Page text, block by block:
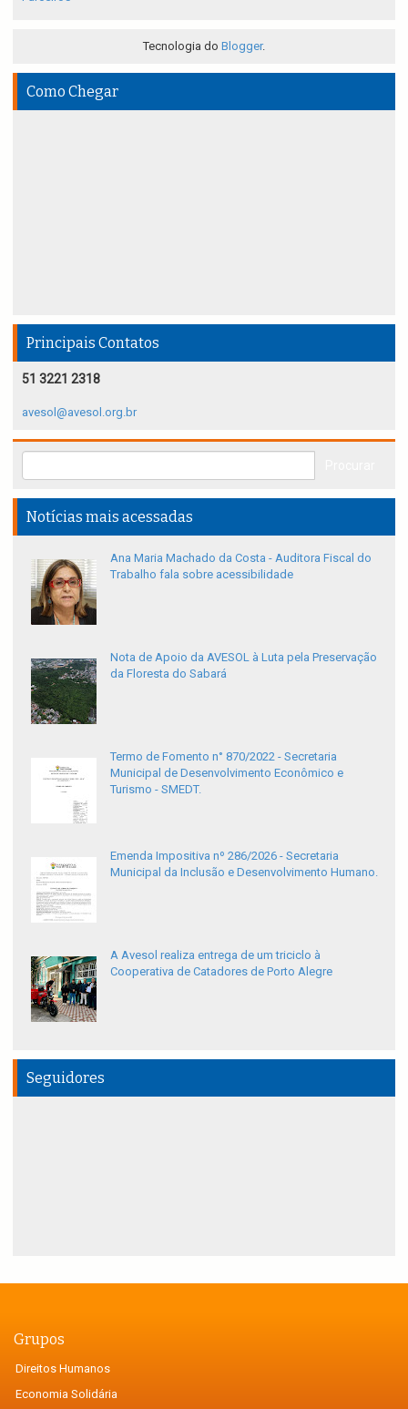
Tecnologia do Blogger.
Como Chegar
Principais Contatos
51 3221 2318
avesol@avesol.org.br
Notícias mais acessadas
Ana Maria Machado da Costa - Auditora Fiscal do
Trabalho fala sobre acessibilidade
Nota de Apoio da AVESOL à Luta pela Preservação
da Floresta do Sabará
Termo de Fomento n° 870/2022 - Secretaria
Municipal de Desenvolvimento Econômico e
Turismo - SMEDT.
Emenda Impositiva nº 286/2026 - Secretaria
Municipal da Inclusão e Desenvolvimento Humano.
A Avesol realiza entrega de um triciclo à
Cooperativa de Catadores de Porto Alegre
Seguidores
Grupos
Direitos Humanos
Economia Solidária